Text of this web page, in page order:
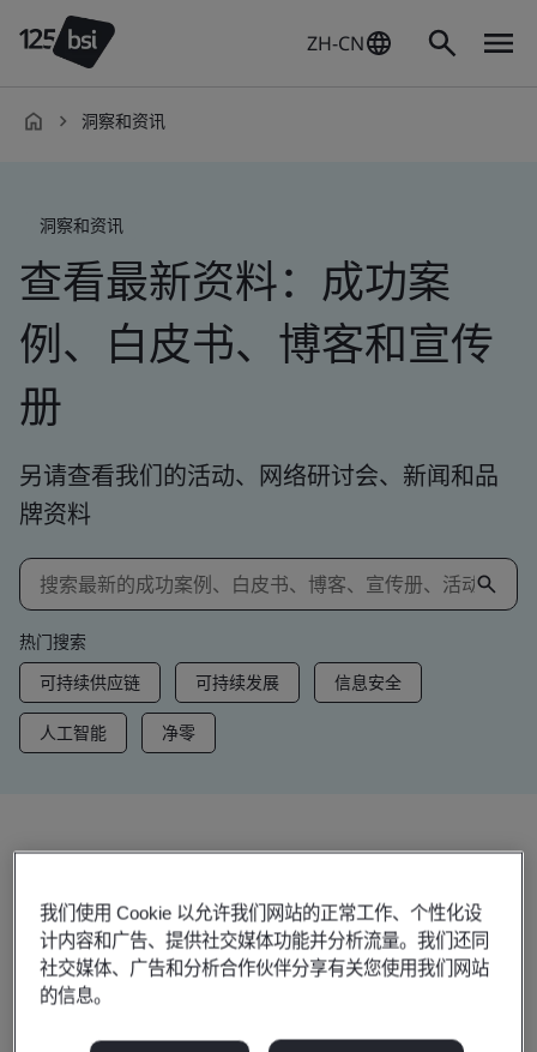
ZH-CN
洞察和资讯
洞察和资讯
查看最新资料：成功案
例、白皮书、博客和宣传
册
另请查看我们的活动、网络研讨会、新闻和品
牌资料
热门搜索
可持续供应链
可持续发展 信息安全
人工智能 净零
趋势洞察
查看洞察和资讯
我们使用 Cookie 以允许我们网站的正常工作、个性化设
计内容和广告、提供社交媒体功能并分析流量。我们还同
社交媒体、广告和分析合作伙伴分享有关您使用我们网站
的信息。